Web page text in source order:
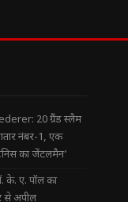
20 ग्रैंड स्लैम
नंबर-1, एक
का जेंटलमैन’
के. ए. पॉल का
से अपील